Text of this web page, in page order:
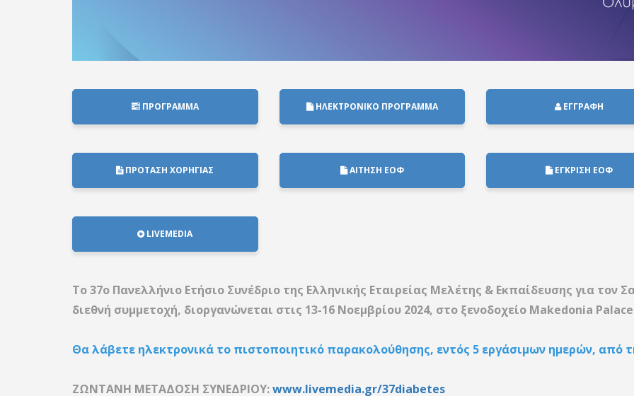
ΠΡΟΓΡΑΜΜΑ ΗΛΕΚΤΡΟΝΙΚΟ ΠΡΟΓΡΑΜΜΑ ΕΓΓΡΑΦΗ
ΠΡΟΤΑΣΗ ΧΟΡΗΓΙΑΣ ΑΙΤΗΣΗ ΕΟΦ ΕΓΚΡΙΣΗ ΕΟΦ
LIVEMEDIA
Το 37ο Πανελλήνιο Ετήσιο Συνέδριο της Ελληνικής Εταιρείας Μελέτης & Εκπαίδευσης για τον
διεθνή συμμετοχή, διοργανώνεται στις 13-16 Νοεμβρίου 2024, στο ξενοδοχείο Makedonia
Θα λάβετε ηλεκτρονικά το πιστοποιητικό παρακολούθησης, εντός 5 εργάσιμων ημερών, από
ΖΩΝΤΑΝΗ ΜΕΤΑΔΟΣΗ ΣΥΝΕΔΡΙΟΥ:www.livemedia.gr/37diabetes